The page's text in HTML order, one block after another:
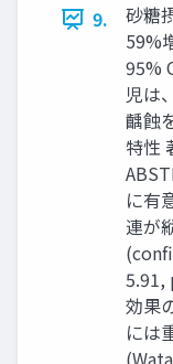
9.
砂糖
59%
95%
児は
齲蝕
特性
に有
連が
5.91,
効果
には